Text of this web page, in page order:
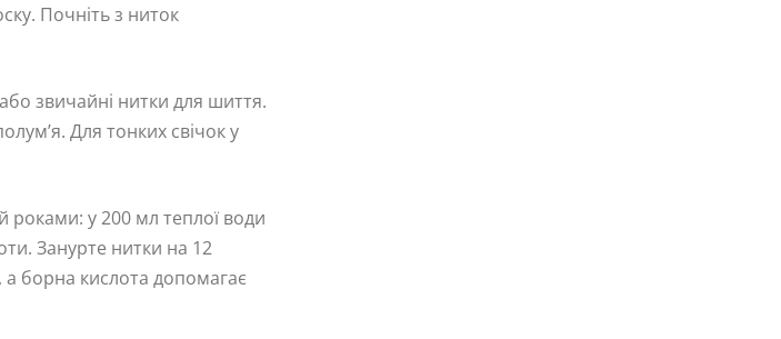
Почніть з ниток
звичайні нитки для шиття.
Для тонких свічок у
роками: у 200 мл теплої води
Занурте нитки на 12
а борна кислота допомагає